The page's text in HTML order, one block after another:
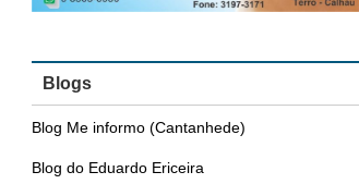
Blogs
Blog Me informo (Cantanhede)
Blog do Eduardo Ericeira